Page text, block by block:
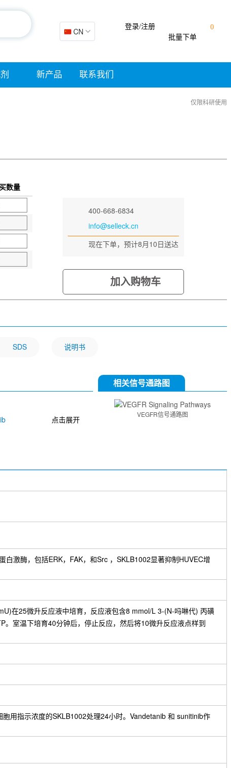
🇨🇳 CN
0
批量下单
登录/注册
新产品 联系我们
仅限科研使用
数量
400-668-6834
info@selleck.cn
现在下单，预计8月10日送达
加入购物车
SDS 说明书
点击展开
相关信号通路图
VEGFR信号通路图
激酶，包括ERK，FAK，和Src ，SKLB1002显著抑制HUVEC增
在25微升反应液中培育，反应液包含8 mmol/L 3-(N-吗啉代) 丙磺
。室温下培育40分钟后，停止反应，然后将10微升反应液点样到
用指示浓度的SKLB1002处理24小时。Vandetanib 和 sunitinib作